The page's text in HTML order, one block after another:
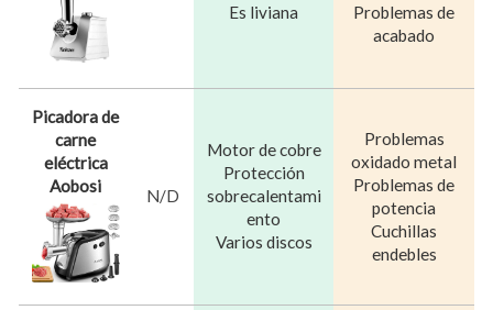
Es liviana
Problemas de
acabado
Picadora de
carne
eléctrica
Aobosi
N/D
Motor de cobre
Protección
sobrecalentami
ento
Varios discos
Problemas
oxidado metal
Problemas de
potencia
Cuchillas
endebles